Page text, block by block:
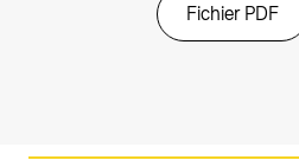
Fichier PDF